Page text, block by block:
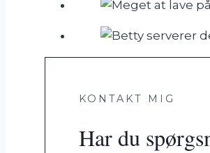
KONTAKT MIG
Har du